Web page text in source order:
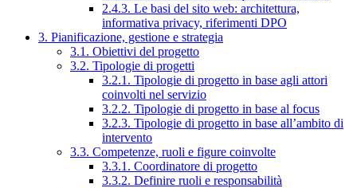
2.4.3. Le basi del sito web: architettura,
informativa privacy, riferimenti DPO
3. Pianificazione, gestione e strategia
3.1. Obiettivi del progetto
3.2. Tipologie di progetti
3.2.1. Tipologie di progetto in base agli attori
coinvolti nel servizio
3.2.2. Tipologie di progetto in base al focus
3.2.3. Tipologie di progetto in base all’ambito di
intervento
3.3. Competenze, ruoli e figure coinvolte
3.3.1. Coordinatore di progetto
3.3.2. Definire ruoli e responsabilità